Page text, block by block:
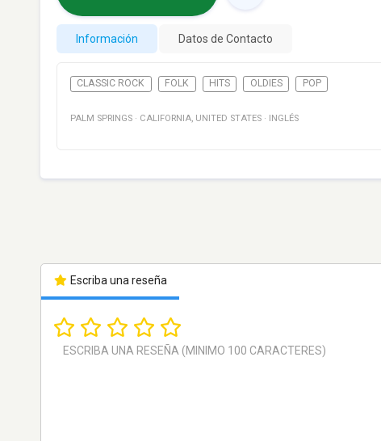
Información Datos de Contacto
CLASSIC ROCK FOLK HITS OLDIES POP
PALM SPRINGS · CALIFORNIA, UNITED STATES · INGLÉS
Escriba una reseña